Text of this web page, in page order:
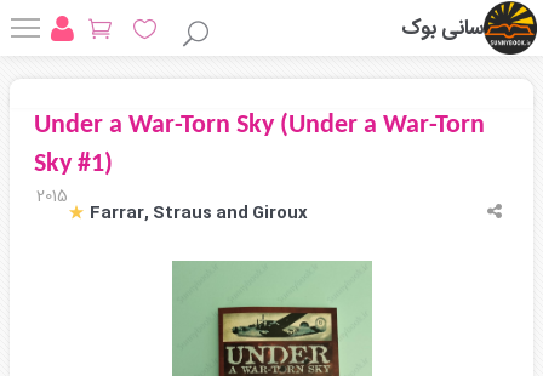
سانی بوک
Under a War-Torn Sky (Under a War-Torn
Sky #1)
2015
Farrar, Straus and Giroux